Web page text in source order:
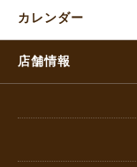
カレンダー
店舗情報